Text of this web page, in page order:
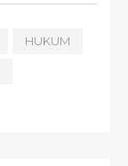
HUKUM